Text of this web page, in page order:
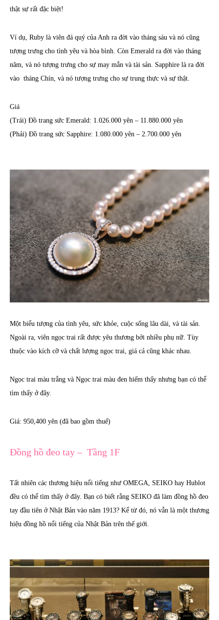
thật sự rất đặc biệt!
Ví dụ, Ruby là viên đá quý của Anh ra đời vào tháng sáu và nó cũng
tượng trưng cho tình yêu và hòa bình. Còn Emerald ra đời vào tháng
năm, và nó tượng trưng cho sự may mắn và tài sản. Sapphire là ra đời
vào tháng Chín, và nó tượng trưng cho sự trung thực và sự thật.
Giá
(Trái) Đồ trang sức Emerald: 1.026.000 yên – 11.880.000 yên
(Phải) Đồ trang sức Sapphire: 1.080.000 yên – 2.700.000 yên
Một biểu tượng của tình yêu, sức khỏe, cuộc sống lâu dài, và tài sản.
Ngoài ra, viên ngọc trai rất được yêu thương bởi nhiều phụ nữ. Tùy
thuộc vào kích cỡ và chất lượng ngọc trai, giá cả cũng khác nhau.
Ngọc trai màu trắng và Ngọc trai màu đen hiếm thấy nhưng bạn có thể
tìm thấy ở đây.
Giá: 950,400 yên (đã bao gồm thuế)
Đồng hồ đeo tay – Tầng 1F
Tất nhiên các thương hiệu nổi tiếng như OMEGA, SEIKO hay Hublot
đều có thể tìm thấy ở đây. Bạn có biết rằng SEIKO đã làm đồng hồ đeo
tay đầu tiên ở Nhật Bản vào năm 1913? Kể từ đó, nó vẫn là một thương
hiệu đồng hồ nổi tiếng của Nhật Bản trên thế giới.